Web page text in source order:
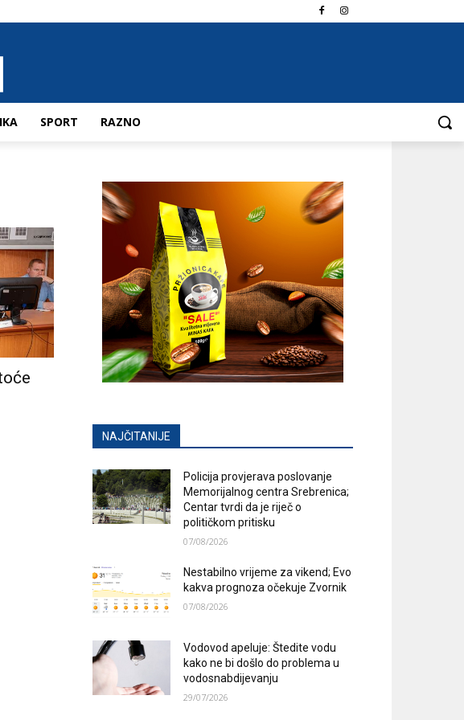
SPORT RAZNO
NAJČITANIJE
Policija provjerava poslovanje
Memorijalnog centra Srebrenica;
Centar tvrdi da je riječ o
političkom pritisku
07/08/2026
Nestabilno vrijeme za vikend; Evo
kakva prognoza očekuje Zvornik
07/08/2026
Vodovod apeluje: Štedite vodu
kako ne bi došlo do problema u
vodosnabdijevanju
29/07/2026